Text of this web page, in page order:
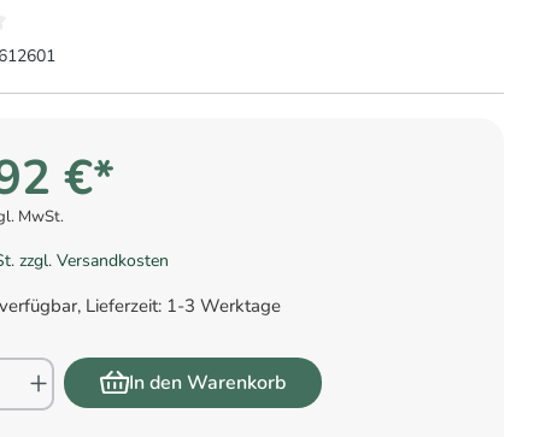
€*
MwSt.
zzgl. Versandkosten
Lieferzeit: 1-3 Werktage
In den Warenkorb